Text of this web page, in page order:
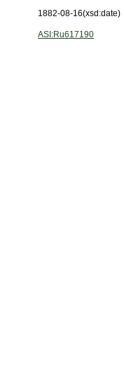
1882-08-16(xsd:date)
ASI:Ru617190